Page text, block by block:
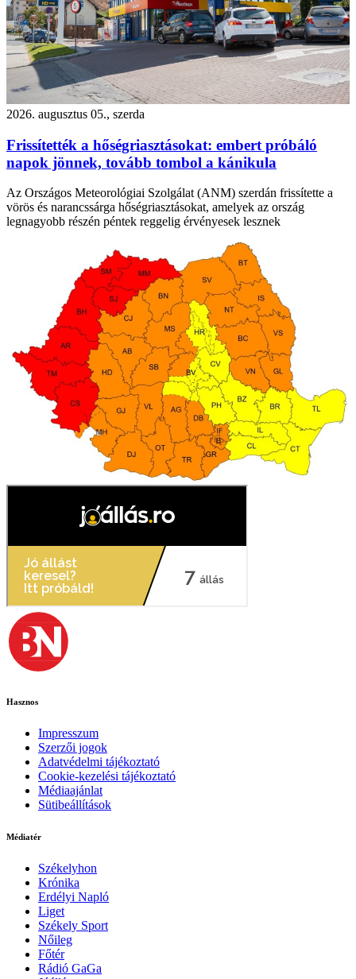
2026. augusztus 05., szerda
Frissítették a hőségriasztásokat: embert próbáló
napok jönnek, tovább tombol a kánikula
Az Országos Meteorológiai Szolgálat (ANM) szerdán frissítette a
vörös és narancssárga hőségriasztásokat, amelyek az ország
legnagyobb részén péntek reggelig érvényesek lesznek
Hasznos
Impresszum
Szerzői jogok
Adatvédelmi tájékoztató
Cookie-kezelési tájékoztató
Médiaajánlat
Sütibeállítások
Médiatér
Székelyhon
Krónika
Erdélyi Napló
Liget
Székely Sport
Nőileg
Főtér
Rádió GaGa